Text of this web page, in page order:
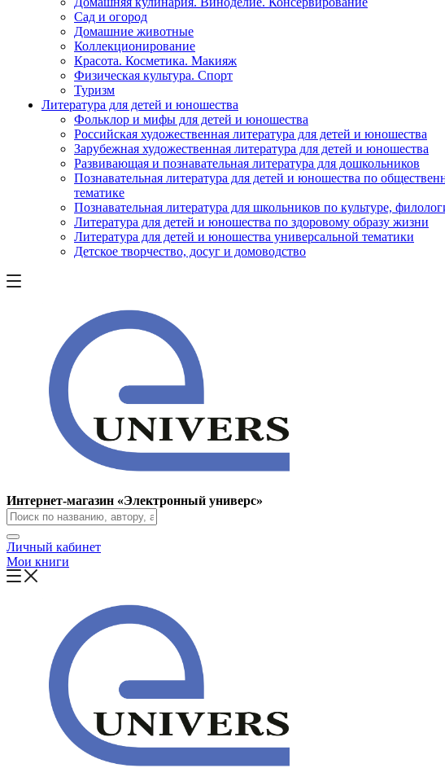
Сад и огород
Домашние животные
Коллекционирование
Красота. Косметика. Макияж
Физическая культура. Спорт
Туризм
Литература для детей и юношества
Фольклор и мифы для детей и юношества
Российская художественная литература для детей и юношества
Зарубежная художественная литература для детей и юношества
Развивающая и познавательная литература для дошкольников
Познавательная литература для детей и юношества по
тематике
Познавательная литература для школьников по культуре,
Литература для детей и юношества по здоровому образу жизни
Литература для детей и юношества универсальной тематики
Детское творчество, досуг и домоводство
Интернет-магазин «Электронный универс»
Личный кабинет
Мои книги